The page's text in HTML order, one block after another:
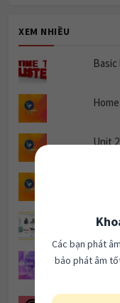
XEM NHIỀU
Home
Unit
Chủ
DỄ
Các bạn phát
bảo phát âm